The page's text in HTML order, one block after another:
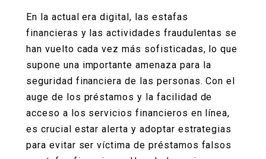
En la actual era digital, las estafas
financieras y las actividades fraudulentas se
han vuelto cada vez más sofisticadas, lo que
supone una importante amenaza para la
seguridad financiera de las personas. Con el
auge de los préstamos y la facilidad de
acceso a los servicios financieros en línea,
es crucial estar alerta y adoptar estrategias
para evitar ser víctima de préstamos falsos